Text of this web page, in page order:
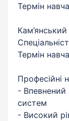
Термін
Термін
Професійні
- Впевнений
систем
- Високий